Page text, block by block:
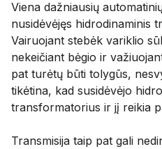
Viena dažniausių
nusidėvėjęs hidrodinaminis
Vairuojant stebėk variklio
nekeičiant bėgio ir
pat turėtų būti tolygūs,
tikėtina, kad susidėvėjo
transformatorius ir jį reikia
Transmisija taip pat gali